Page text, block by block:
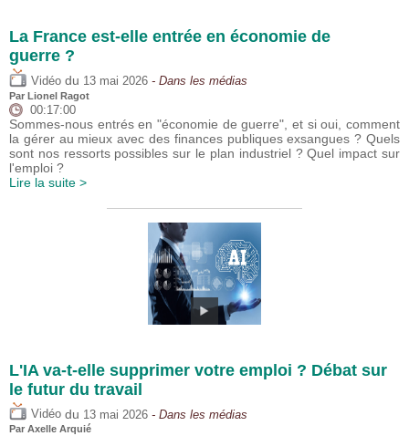
La France est-elle entrée en économie de
guerre ?
Vidéo du 13 mai 2026 - Dans les médias
Par Lionel Ragot
00:17:00
Sommes-nous entrés en "économie de guerre", et si oui, comment
la gérer au mieux avec des finances publiques exsangues ? Quels
sont nos ressorts possibles sur le plan industriel ? Quel impact sur
l'emploi ?
Lire la suite >
L'IA va-t-elle supprimer votre emploi ? Débat sur
le futur du travail
Vidéo du 13 mai 2026 - Dans les médias
Par Axelle Arquié